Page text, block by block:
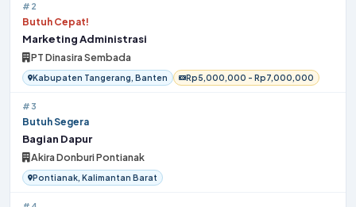
#2
Butuh Cepat!
Marketing Administrasi
PT Dinasira Sembada
Kabupaten Tangerang, Banten Rp5,000,000 - Rp7,000,000
#3
Butuh Segera
Bagian Dapur
Akira Donburi Pontianak
Pontianak, Kalimantan Barat